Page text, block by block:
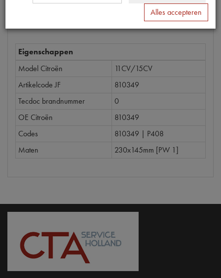
Eigenschappen
Model Citroën
11CV/15CV
Artikelcode JF
810349
Tecdoc brandnummer
0
OE Citroën
810349
Codes
810349 | P408
Maten
230x145mm [PW 1]
Alles accepteren